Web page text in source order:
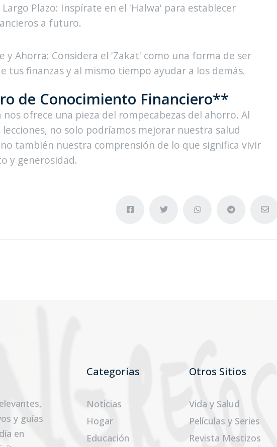
Largo Plazo: Inspírate en el 'Halwa' para establecer
a futuro.
y Ahorra: Considera el 'Zakat' como una forma de ser
tus finanzas y al mismo tiempo ayudar a los demás.
de Conocimiento Financiero**
nos ofrece una pieza del rompecabezas del ahorro. Al
lecciones, no solo podríamos mejorar nuestra salud
también nuestra comprensión de lo que significa vivir
y generosidad.
y guías
en
Categorías
Noticias
Hogar
Educación
Otros Sitios
Vida y Salud
Películas y Series
Revista Mestizos